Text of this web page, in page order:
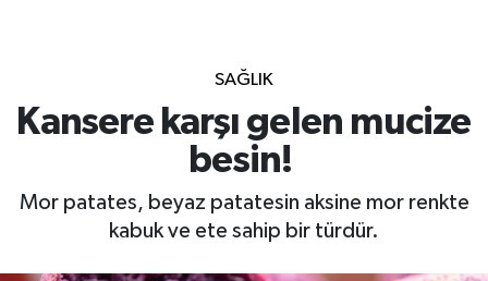
SAĞLIK
Kansere karşı gelen mucize
besin!
Mor patates, beyaz patatesin aksine mor renkte
kabuk ve ete sahip bir türdür.